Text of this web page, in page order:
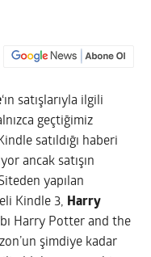
‘ın satışlarıyla ilgili
geçtiğimiz
satıldığı haberi
ancak satışın
yapılan
Kindle 3, Harry
Harry Potter and the
şimdiye kadar